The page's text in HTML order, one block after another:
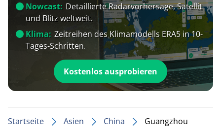
Nowcast: Detaillierte Radarvorhersage, Satellit
und Blitz weltweit.
Klima: Zeitreihen des Klimamodells ERA5 in 10-
Tages-Schritten.
Kostenlos ausprobieren
Startseite Asien China Guangzhou